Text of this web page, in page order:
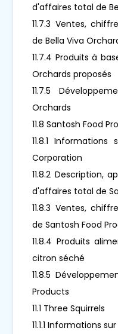
d'affaires total de
11.7.3 Ventes,
de Bella Viva
11.7.4 Produits à
Orchards proposés
11.7.5
Orchards
11.8 Santosh Food
11.8.1
Corporation
11.8.2 Description,
d'affaires total de
11.8.3 Ventes,
de Santosh Food
11.8.4 Produits
citron séché
11.8.5
Products
11.1 Three Squirrels
11.1.1 Informations